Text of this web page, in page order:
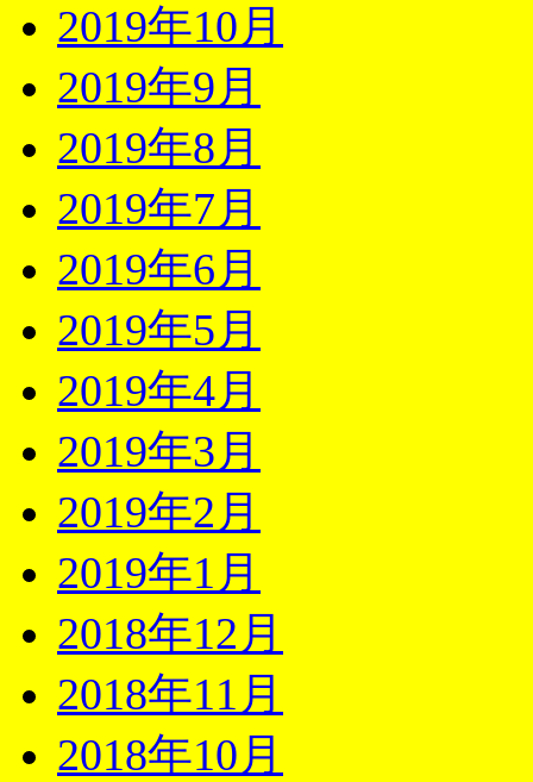
2019年10月
2019年9月
2019年8月
2019年7月
2019年6月
2019年5月
2019年4月
2019年3月
2019年2月
2019年1月
2018年12月
2018年11月
2018年10月